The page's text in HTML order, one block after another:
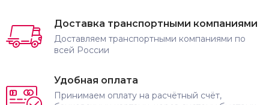
Доставка транспортными компаниями
Доставляем транспортными компаниями по
всей России
Удобная оплата
Принимаем оплату на расчётный счёт,